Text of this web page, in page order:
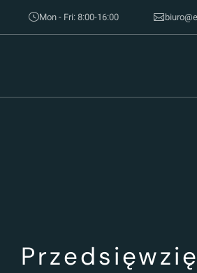
Mon - Fri: 8:00-16:00